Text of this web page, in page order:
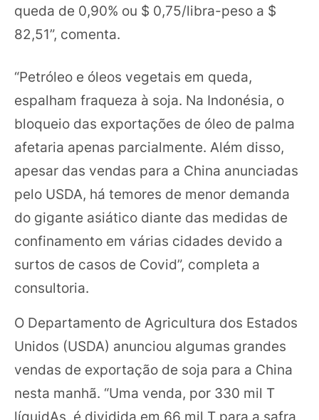
queda de 0,90% ou $ 0,75/libra-peso a $
82,51”, comenta.
“Petróleo e óleos vegetais em queda,
espalham fraqueza à soja. Na Indonésia, o
bloqueio das exportações de óleo de palma
afetaria apenas parcialmente. Além disso,
apesar das vendas para a China anunciadas
pelo USDA, há temores de menor demanda
do gigante asiático diante das medidas de
confinamento em várias cidades devido a
surtos de casos de Covid”, completa a
consultoria.
O Departamento de Agricultura dos Estados
Unidos (USDA) anunciou algumas grandes
vendas de exportação de soja para a China
nesta manhã. “Uma venda, por 330 mil T
líquidAs, é dividida em 66 mil T para a safra